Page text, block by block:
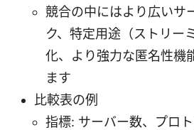
競合の中にはより広いサ
ク、特定用途（ストリー
化、より強力な匿名性機
ます
比較表の例
指標: サーバー数、プロ